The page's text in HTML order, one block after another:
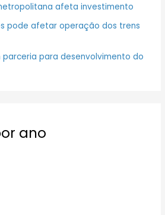
afeta investimento
pode afetar operação dos trens
parceria para desenvolvimento do
ano